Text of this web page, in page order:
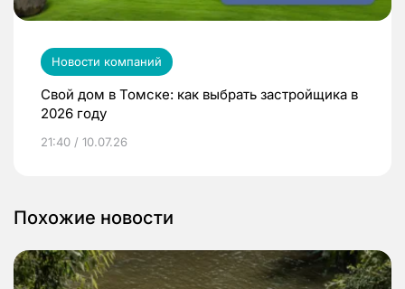
Новости компаний
Свой дом в Томске: как выбрать застройщика в
2026 году
21:40 / 10.07.26
Похожие новости